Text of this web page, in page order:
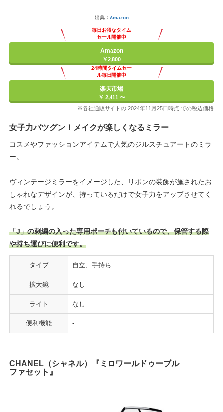
出典： Amazon
毎日お得なタイム
セール開催中
Amazon
￥2,800
24時間タイムセー
ル毎日開催中
楽天市場
￥ 2,411 〜
※各社通販サイトの 2024年11月25日時点 での税込価格
女子力バツグン！メイクが楽しくなるミラー
コスメやファッションアイテムで人気のジルスチュアートのミラ
ー。
ヴィンテージミラーをイメージした、リボンの装飾が施されたお
しゃれなデザインが、持っているだけで女子力をアップさせてく
れるでしょう。
「J」の刺繍の入った専用ポーチも付いているので、保管する際
や持ち運びに便利です。
タイプ 自立、手持ち
拡大鏡 なし
ライト なし
便利機能 -
CHANEL（シャネル）『ミロワールドゥーブル
ファセット』